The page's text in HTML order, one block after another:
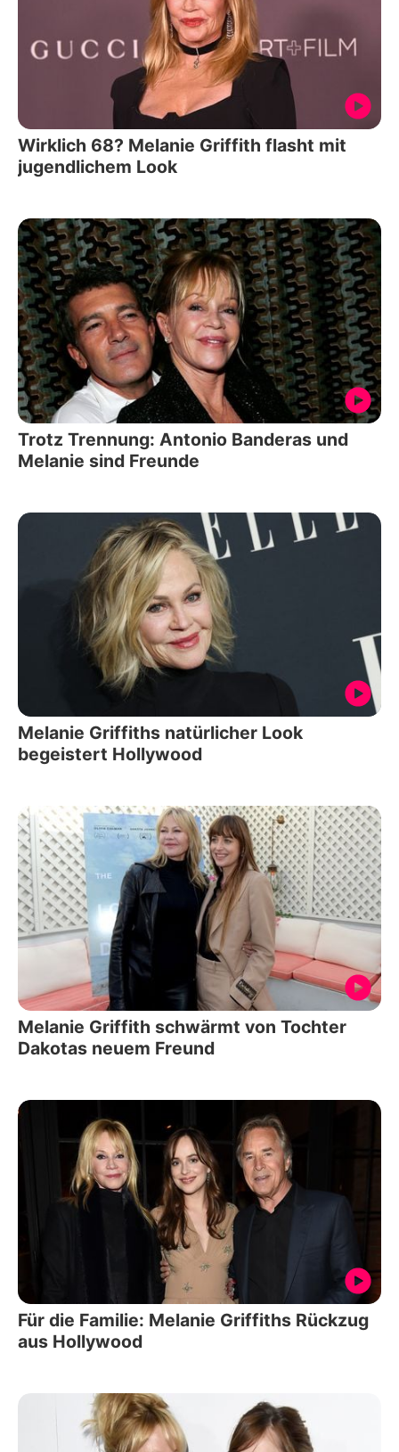
Wirklich 68? Melanie Griffith flasht mit
jugendlichem Look
Trotz Trennung: Antonio Banderas und
Melanie sind Freunde
Melanie Griffiths natürlicher Look
begeistert Hollywood
Melanie Griffith schwärmt von Tochter
Dakotas neuem Freund
Für die Familie: Melanie Griffiths Rückzug
aus Hollywood